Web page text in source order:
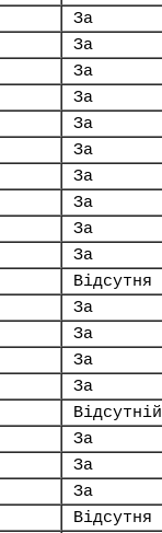
За
За
За
За
За
За
За
За
За
За
Відсутня
За
За
За
За
Відсутній
За
За
За
Відсутня